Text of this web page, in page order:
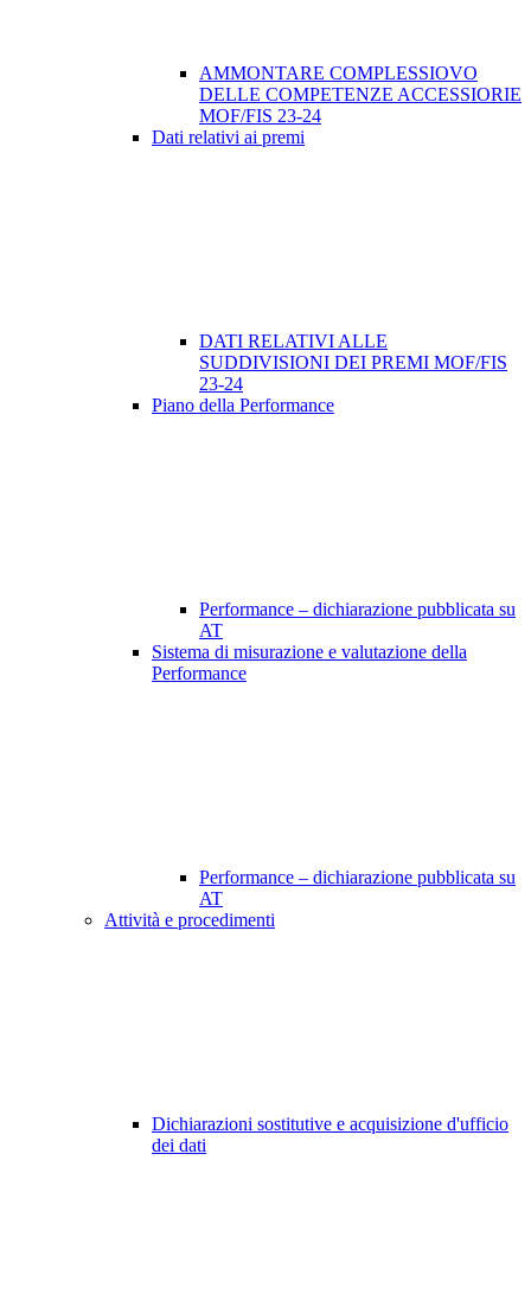
AMMONTARE COMPLESSIOVO
DELLE COMPETENZE ACCESSIORIE
MOF/FIS 23-24
Dati relativi ai premi
DATI RELATIVI ALLE
SUDDIVISIONI DEI PREMI MOF/FIS
23-24
Piano della Performance
Performance – dichiarazione pubblicata su
AT
Sistema di misurazione e valutazione della
Performance
Performance – dichiarazione pubblicata su
AT
Attività e procedimenti
Dichiarazioni sostitutive e acquisizione d'ufficio
dei dati